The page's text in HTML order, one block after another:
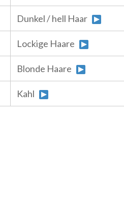
Dunkel / hell Haar
Lockige Haare
Blonde Haare
Kahl